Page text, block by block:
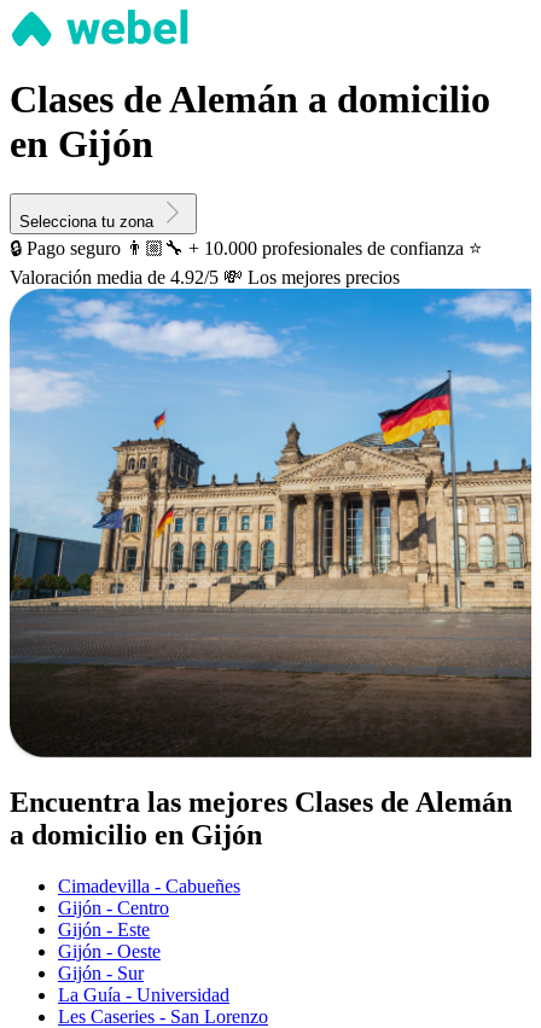
Clases de Alemán a domicilio
en Gijón
Selecciona tu zona
🔒 Pago seguro 👨🏼‍🔧 + 10.000 profesionales de confianza ⭐️
Valoración media de 4.92/5 💸 Los mejores precios
Encuentra las mejores Clases de Alemán
a domicilio en Gijón
Cimadevilla - Cabueñes
Gijón - Centro
Gijón - Este
Gijón - Oeste
Gijón - Sur
La Guía - Universidad
Les Caseries - San Lorenzo